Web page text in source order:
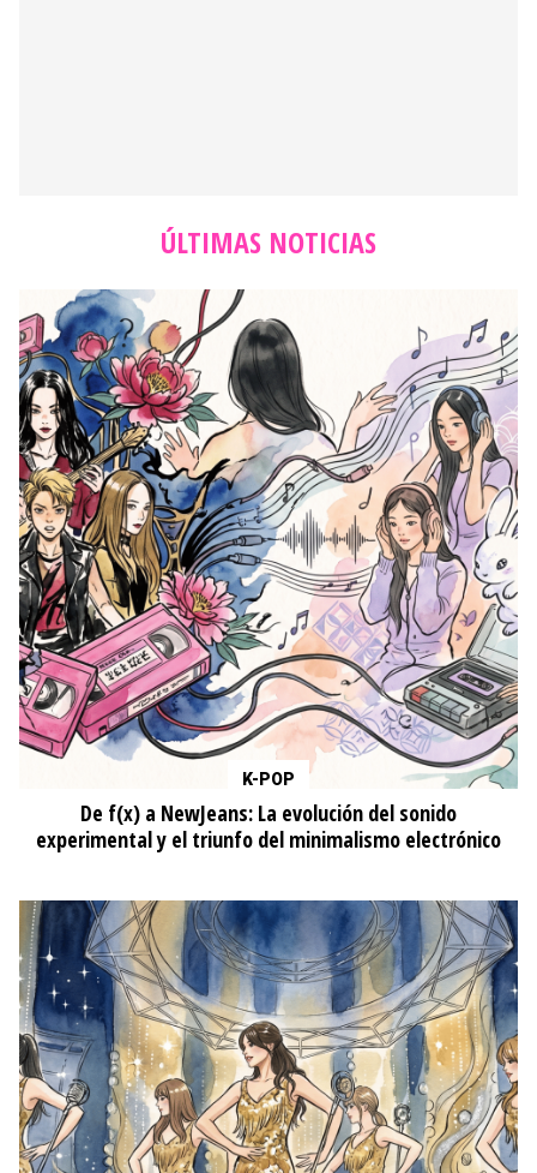
ÚLTIMAS NOTICIAS
K-POP
De f(x) a NewJeans: La evolución del sonido
experimental y el triunfo del minimalismo electrónico